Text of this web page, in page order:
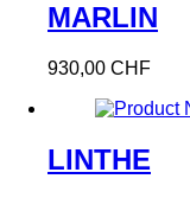
MARLIN
930,00 CHF
LINTHE